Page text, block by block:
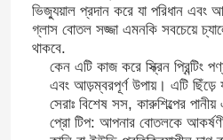
ভিজ্যুয়াল প্রদান করে যা পরিধান এবং
গ্লাস বোতল সজ্জা এমনকি সবচেয়ে
থাকবে.
কেন এটি কাজ করে স্ক্রিন প্রিন্টিং
এবং আড়ম্বরপূর্ণ উপায়। এটি ছিঁড়ে
সেরাঃ বিশেষ সস, কারুশিল্পের
প্রো টিপ: আপনার বোতলকে